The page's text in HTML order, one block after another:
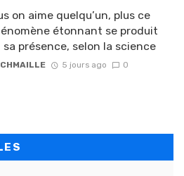
on aime quelqu’un, plus ce
étonnant se produit
sa présence, selon la science
CHMAILLE 5 jours ago 0